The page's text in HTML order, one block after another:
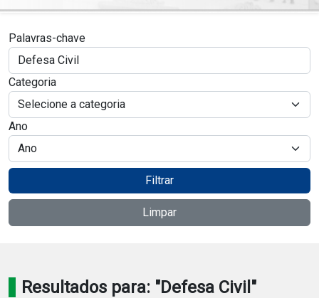
Governo
Mossoró
Serviços
Portal do Contribuinte
Notícias
Palavras-chave
Categoria
Ano
Filtrar
Limpar
Resultados para: "Defesa Civil"